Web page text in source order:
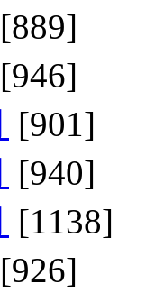
[889]
[946]
[901]
[940]
[1138]
[926]